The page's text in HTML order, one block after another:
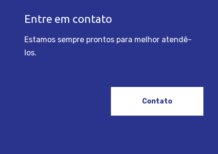
Entre em contato
Estamos sempre prontos para melhor atendê-
los.
Contato